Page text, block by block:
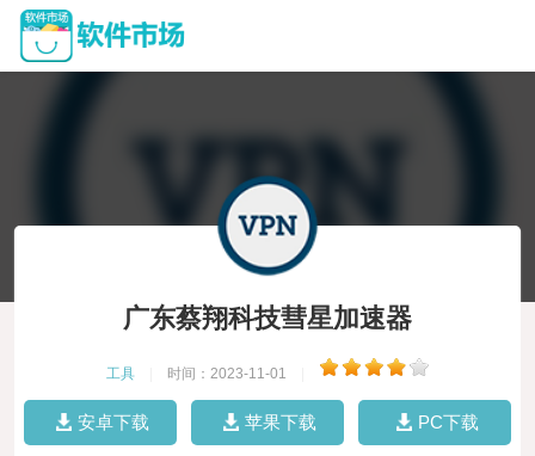
广东蔡翔科技彗星加速器
工具 时间：2023-11-01
安卓下载 苹果下载 PC下载